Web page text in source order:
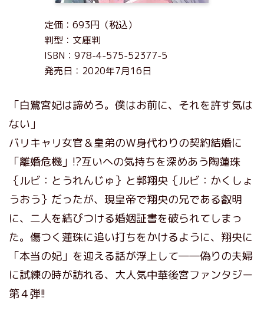
定価：693円（税込）
判型：文庫判
ISBN：978-4-575-52377-5
発売日：2020年7月16日
「白鷺宮妃は諦めろ。僕はお前に、それを許す気は
ない」
バリキャリ女官＆皇弟のＷ身代わりの契約結婚に
「離婚危機」!?互いへの気持ちを深めあう陶蓮珠
｛ルビ：とうれんじゅ｝と郭翔央｛ルビ：かくしょ
うおう｝だったが、現皇帝で翔央の兄である叡明
に、二人を結びつける婚姻証書を破られてしまっ
た。傷つく蓮珠に追い打ちをかけるように、翔央に
「本当の妃」を迎える話が浮上して――偽りの夫婦
に試練の時が訪れる、大人気中華後宮ファンタジー
第４弾!!